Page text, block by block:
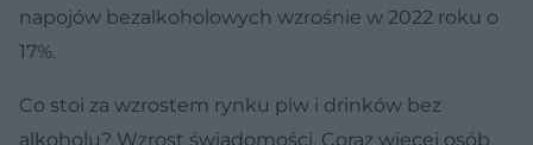
napojów bezalkoholowych wzrośnie w 2022 roku o
17%.
Co stoi za wzrostem rynku piw i drinków bez
alkoholu? Wzrost świadomości. Coraz więcej osób